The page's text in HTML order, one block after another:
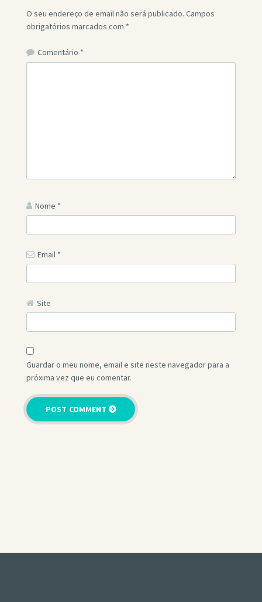
O seu endereço de email não será publicado. Campos
obrigatórios marcados com *
Comentário *
Nome *
Email *
Site
Guardar o meu nome, email e site neste navegador para a
próxima vez que eu comentar.